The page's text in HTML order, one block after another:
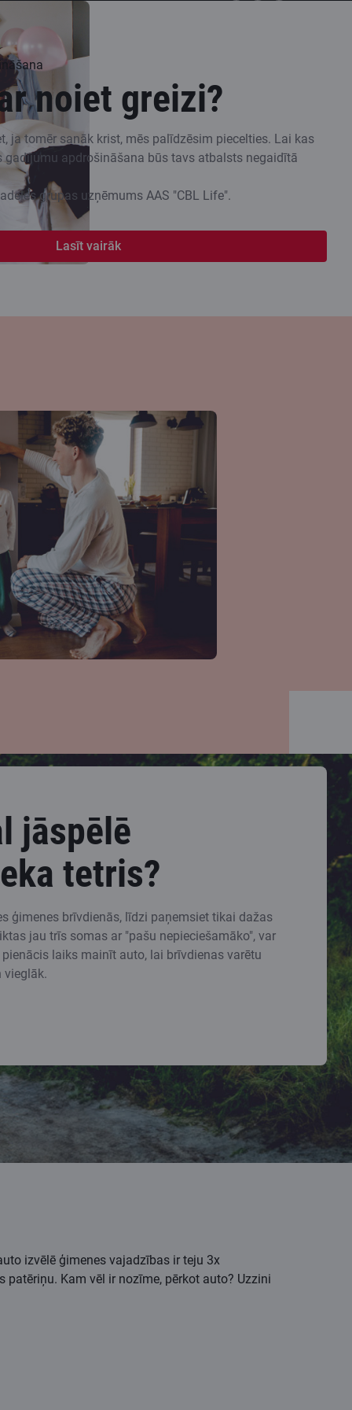
noiet greizi?
ja tomēr sanāk krist, mēs palīdzēsim piecelties. Lai kas
gadījumu apdrošināšana būs tavs atbalsts negaidītā
grupas uzņēmums AAS "CBL Life".
Lasīt vairāk
jāspēlē
tetris?
ģimenes brīvdienās, līdzi paņemsiet tikai dažas
jau trīs somas ar "pašu nepieciešamāko", var
laiks mainīt auto, lai brīvdienas varētu
vieglāk.
izvēlē ģimenes vajadzības ir teju 3x
patēriņu. Kam vēl ir nozīme, pērkot auto? Uzzini